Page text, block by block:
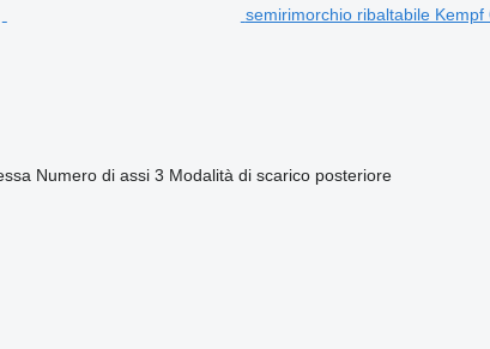
semirimorchio ribaltabile Kempf
Numero di assi 3 Modalità di scarico posteriore